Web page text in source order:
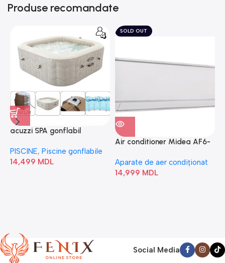
Produse recomandate
acuzzi SPA gonflabil
Bubble” 28446
PISCINE, Piscine gonflabile
14,499 MDL
SOLD OUT
Air conditioner Midea AF6-
Aparate de aer condiționat
14,999 MDL
Social Media